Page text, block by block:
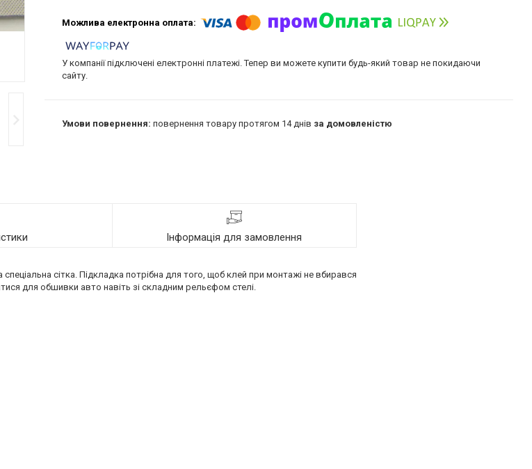
У компанії підключені електронні платежі. Тепер ви можете купити будь-який товар не покидаючи
сайту.
повернення товару протягом 14 днів за домовленістю
Інформація для замовлення
сітка. Підкладка потрібна для того, щоб клей при монтажі не вбирався
для обшивки авто навіть зі складним рельєфом стелі.